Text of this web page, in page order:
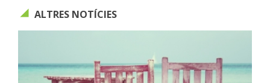
ALTRES NOTÍCIES